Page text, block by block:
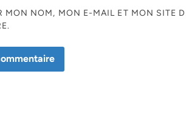
MON NOM, MON E-MAIL ET MON SITE